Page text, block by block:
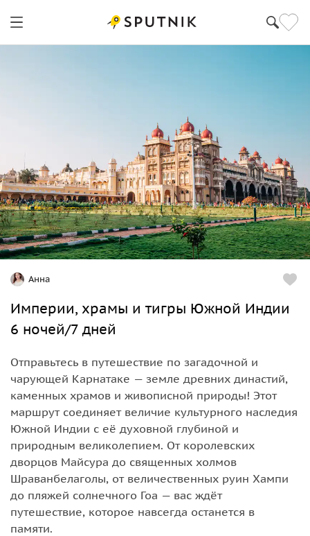
Анна
Империи, храмы и тигры Южной Индии
6 ночей/7 дней
Отправьтесь в путешествие по загадочной и
чарующей Карнатаке — земле древних династий,
каменных храмов и живописной природы! Этот
маршрут соединяет величие культурного наследия
Южной Индии с её духовной глубиной и
природным великолепием. От королевских
дворцов Майсура до священных холмов
Шраванбелаголы, от величественных руин Хампи
до пляжей солнечного Гоа — вас ждёт
путешествие, которое навсегда останется в
памяти.